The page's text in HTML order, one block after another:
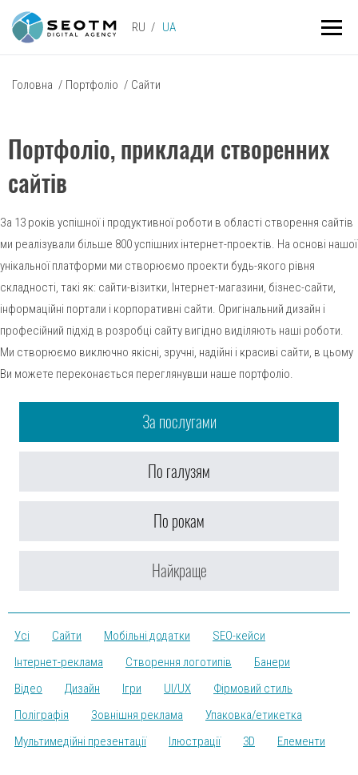
RU UA
Головна / Портфоліо / Сайти
Портфоліо, приклади створенних
сайтів
За 13 років успішної і продуктивної роботи в області створення сайтів
ми реалізували більше 800 успішних інтернет-проектів. На основі нашої
унікальної платформи ми створюємо проекти будь-якого рівня
складності, такі як: сайти-візитки, Інтернет-магазини, бізнес-сайти,
інформаційні портали і корпоративні сайти. Оригінальний дизайн і
професійний підхід в розробці сайту вигідно виділяють наші роботи.
Ми створюємо виключно якісні, зручні, надійні і красиві сайти, в цьому
Ви можете переконається переглянувши наше портфоліо.
За послугами
По галузям
По рокам
Найкраще
Усі Сайти Мобільні додатки
SEO-кейси
Інтернет-реклама
Створення логотипів
Банери
Відео
Дизайн Ігри UI/UX
Фірмовий стиль
Поліграфія
Зовнішня реклама
Упаковка/етикетка
Мультимедійні презентації
Ілюстрації 3D Елементи
send